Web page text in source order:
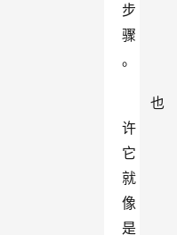
步
骤
。
也
许
它
就
像
是